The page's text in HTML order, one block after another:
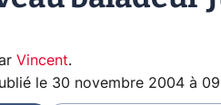
Vincent.
le 30 novembre 2004 à